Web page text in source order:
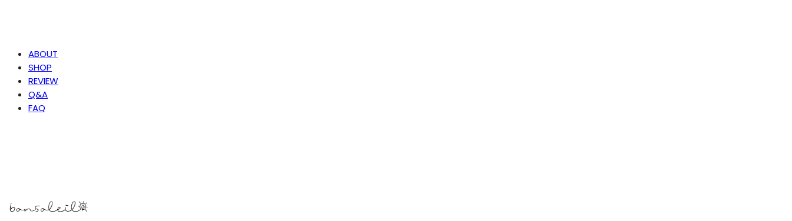
ABOUT
SHOP
REVIEW
Q&A
FAQ